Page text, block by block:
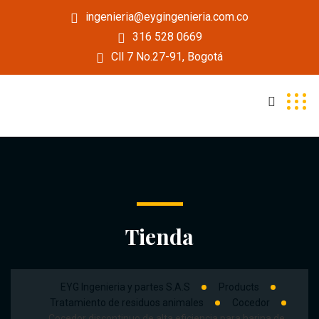
ingenieria@eygingenieria.com.co
316 528 0669
Cll 7 No.27-91, Bogotá
Tienda
EYG Ingenieria y partes S.A.S
Products
Tratamiento de residuos animales
Cocedor